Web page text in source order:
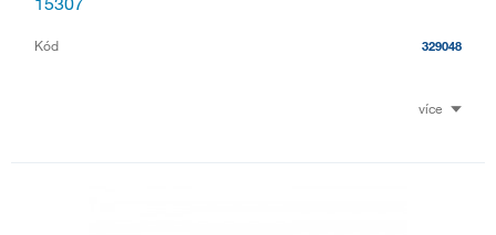
Kód 329048
více